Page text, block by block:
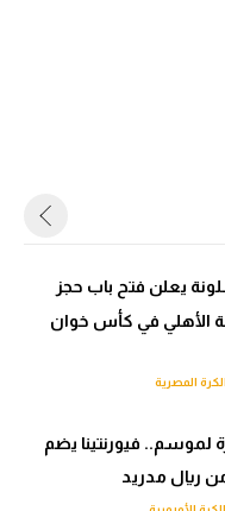
يعلن فتح باب حجز
الأهلي في كأس خوان
الكرة المصرية
لموسم.. فيورنتينا يضم
ريال مدريد